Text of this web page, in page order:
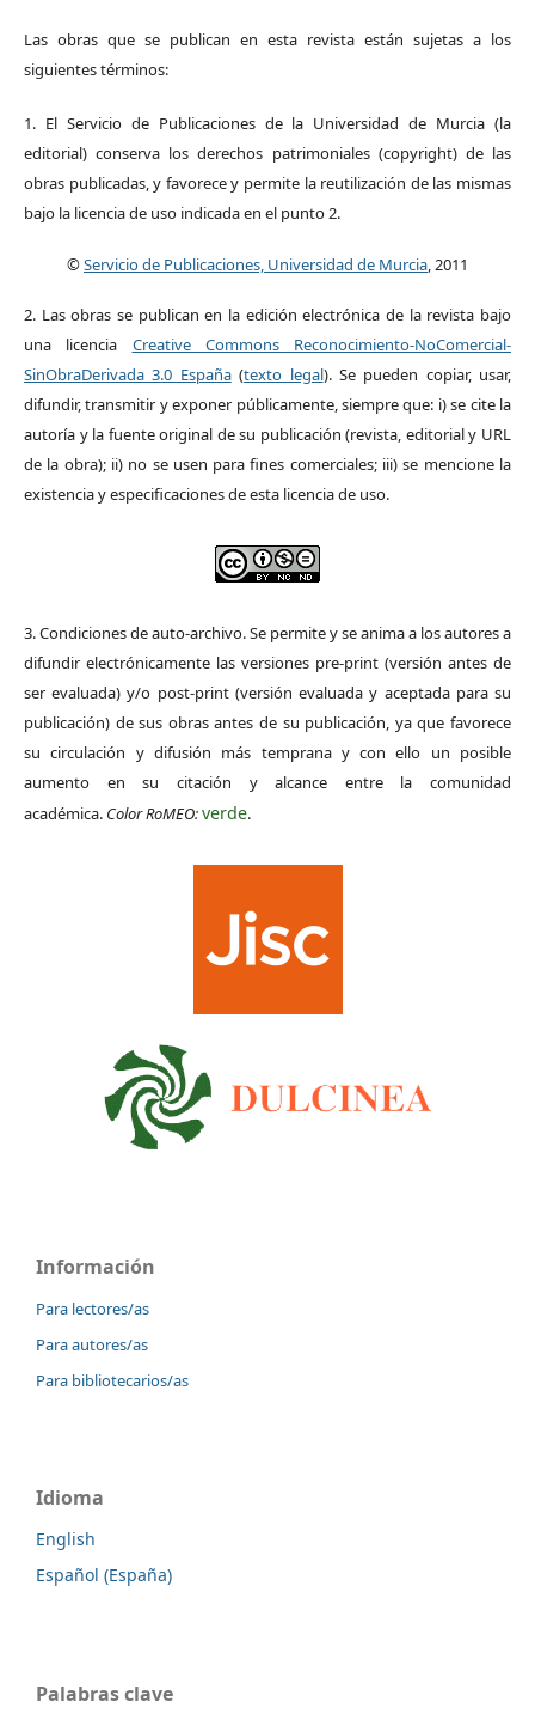
Las obras que se publican en esta revista están sujetas a los
siguientes términos:
1. El Servicio de Publicaciones de la Universidad de Murcia (la
editorial) conserva los derechos patrimoniales (copyright) de las
obras publicadas, y favorece y permite la reutilización de las mismas
bajo la licencia de uso indicada en el punto 2.
©Servicio de Publicaciones, Universidad de Murcia, 2011
2. Las obras se publican en la edición electrónica de la revista bajo
una licencia Creative Commons Reconocimiento-NoComercial-
SinObraDerivada 3.0 España(texto legal). Se pueden copiar, usar,
difundir, transmitir y exponer públicamente, siempre que: i) se cite la
autoría y la fuente original de su publicación (revista, editorial y URL
de la obra); ii) no se usen para fines comerciales; iii) se mencione la
existencia y especificaciones de esta licencia de uso.
3. Condiciones de auto-archivo. Se permite y se anima a los autores a
difundir electrónicamente las versiones pre-print (versión antes de
ser evaluada) y/o post-print (versión evaluada y aceptada para su
publicación) de sus obras antes de su publicación, ya que favorece
su circulación y difusión más temprana y con ello un posible
aumento en su citación y alcance entre la comunidad
académica. Color RoMEO:verde.
Información
Para lectores/as
Para autores/as
Para bibliotecarios/as
Idioma
English
Español (España)
Palabras clave